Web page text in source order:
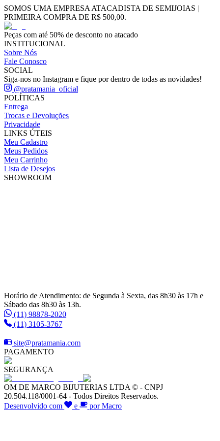
SOMOS UMA EMPRESA ATACADISTA DE SEMIJOIAS |
PRIMEIRA COMPRA DE R$ 500,00.
Peças com até 50% de desconto no atacado
INSTITUCIONAL
Sobre Nós
Fale Conosco
SOCIAL
Siga-nos no Instagram e fique por dentro de todas as novidades!
@pratamania_oficial
POLÍTICAS
Entrega
Trocas e Devoluções
Privacidade
LINKS ÚTEIS
Meu Cadastro
Meus Pedidos
Meu Carrinho
Lista de Desejos
SHOWROOM
Horário de Atendimento: de Segunda à Sexta, das 8h30 às 17h e
Sábado das 8h30 às 13h.
(11) 98878-2020
(11) 3105-3767
site@pratamania.com
PAGAMENTO
SEGURANÇA
OM DE MARCO BIJUTERIAS LTDA © - CNPJ
20.504.118/0001-64 - Todos Direitos Reservados.
Desenvolvido com
e por Macro